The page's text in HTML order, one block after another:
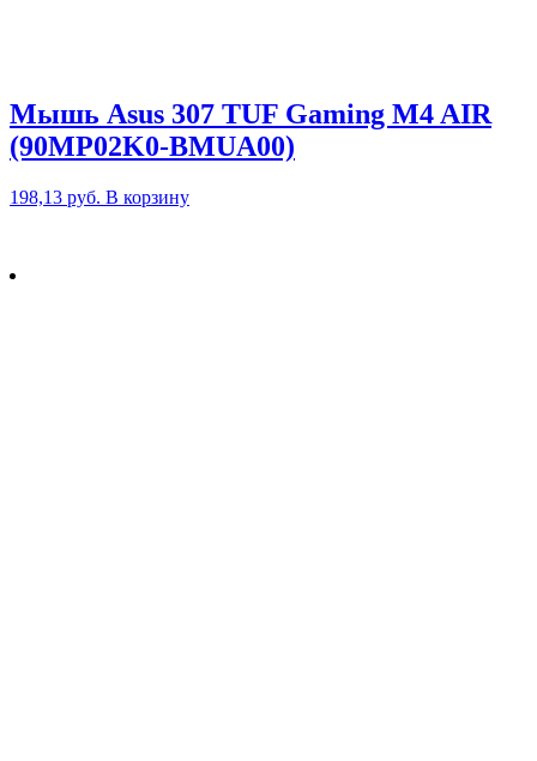
Мышь Asus 307 TUF Gaming M4 AIR
(90MP02K0-BMUA00)
198,13 руб. В корзину